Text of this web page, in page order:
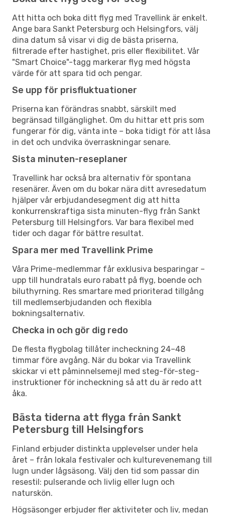
Att hitta och boka ditt flyg med Travellink är enkelt.
Ange bara Sankt Petersburg och Helsingfors, välj
dina datum så visar vi dig de bästa priserna,
filtrerade efter hastighet, pris eller flexibilitet. Vår
"Smart Choice"-tagg markerar flyg med högsta
värde för att spara tid och pengar.
Se upp för prisfluktuationer
Priserna kan förändras snabbt, särskilt med
begränsad tillgänglighet. Om du hittar ett pris som
fungerar för dig, vänta inte – boka tidigt för att låsa
in det och undvika överraskningar senare.
Sista minuten-reseplaner
Travellink har också bra alternativ för spontana
resenärer. Även om du bokar nära ditt avresedatum
hjälper vår erbjudandesegment dig att hitta
konkurrenskraftiga sista minuten-flyg från Sankt
Petersburg till Helsingfors. Var bara flexibel med
tider och dagar för bättre resultat.
Spara mer med Travellink Prime
Våra Prime-medlemmar får exklusiva besparingar –
upp till hundratals euro rabatt på flyg, boende och
biluthyrning. Res smartare med prioriterad tillgång
till medlemserbjudanden och flexibla
bokningsalternativ.
Checka in och gör dig redo
De flesta flygbolag tillåter incheckning 24–48
timmar före avgång. När du bokar via Travellink
skickar vi ett påminnelsemejl med steg-för-steg-
instruktioner för incheckning så att du är redo att
åka.
Bästa tiderna att flyga från Sankt
Petersburg till Helsingfors
Finland erbjuder distinkta upplevelser under hela
året – från lokala festivaler och kulturevenemang till
lugn under lågsäsong. Välj den tid som passar din
resestil: pulserande och livlig eller lugn och
naturskön.
Högsäsonger erbjuder fler aktiviteter och liv, medan